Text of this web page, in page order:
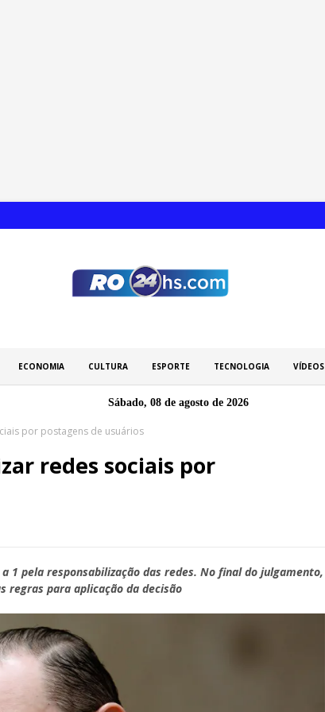
ECONOMIA CULTURA ESPORTE TECNOLOGIA VÍDEOS
Sábado, 08 de agosto de 2026
por postagens de usuários
redes sociais por
1 pela responsabilização das redes. No final do julgamento,
para aplicação da decisão